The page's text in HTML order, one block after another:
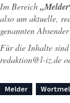
Im Bereich
also um aktuelle,
genannten
Für die Inhalte sind
redaktion@l-iz.de
Melder